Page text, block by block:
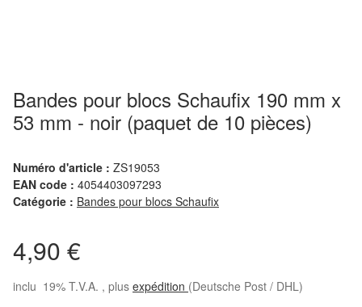
Bandes pour blocs Schaufix 190 mm x
53 mm - noir (paquet de 10 pièces)
Numéro d'article : ZS19053
EAN code : 4054403097293
Catégorie : Bandes pour blocs Schaufix
4,90 €
inclu 19% T.V.A. , plus expédition (Deutsche Post / DHL)